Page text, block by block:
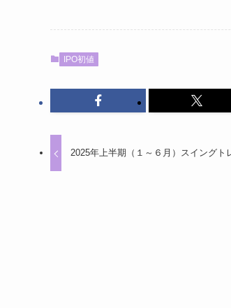
IPO初値
2025年上半期（１～６月）スイングト